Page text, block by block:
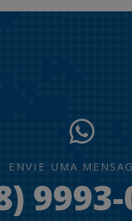
ENVIE UMA